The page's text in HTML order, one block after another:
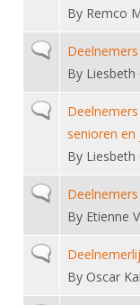
Bondsbureau
Contact
Medewerkers
Samenwerking
Formulieren
Alle Verenigingen
Nieuws
Witte Vlekkenplan
Wedstrijdkalender
KNAS Keurmerk
JPT
Nieuws
Aanvragen van
Internationale
Voor
Nieuws
Scheidsrechterslijst
Scheidsrechter
Opleidingen
Tuchtzaken
Archief
By Remco
Normal topic
By Liesbeth
Normal topic
senioren en
By Liesbeth
Normal topic
By Etienne
Normal topic
By Oscar